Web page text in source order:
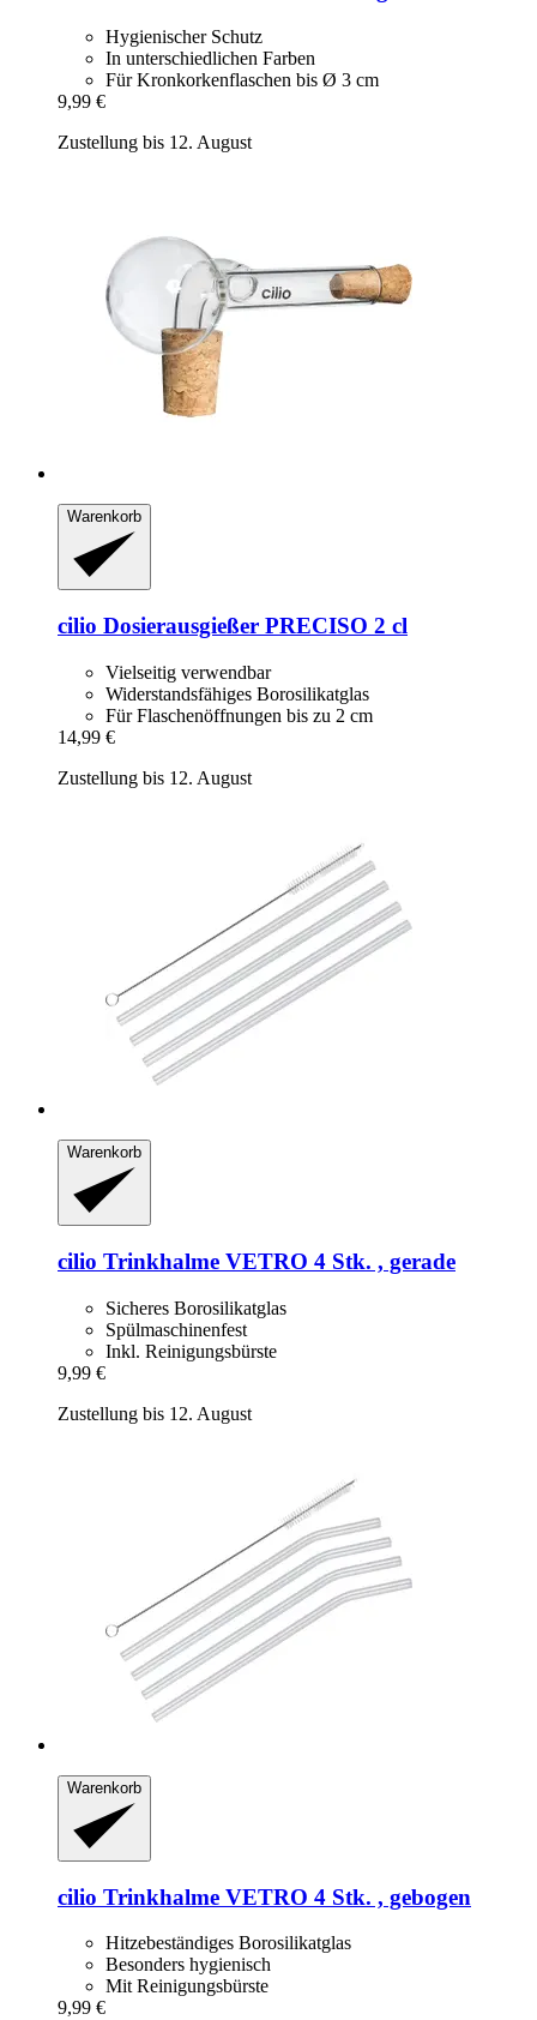
Hygienischer Schutz
In unterschiedlichen Farben
Für Kronkorkenflaschen bis Ø 3 cm
9,99 €
Zustellung bis 12. August
Warenkorb
cilio Dosierausgießer PRECISO 2 cl
Vielseitig verwendbar
Widerstandsfähiges Borosilikatglas
Für Flaschenöffnungen bis zu 2 cm
14,99 €
Zustellung bis 12. August
Warenkorb
cilio Trinkhalme VETRO 4 Stk. , gerade
Sicheres Borosilikatglas
Spülmaschinenfest
Inkl. Reinigungsbürste
9,99 €
Zustellung bis 12. August
Warenkorb
cilio Trinkhalme VETRO 4 Stk. , gebogen
Hitzebeständiges Borosilikatglas
Besonders hygienisch
Mit Reinigungsbürste
9,99 €